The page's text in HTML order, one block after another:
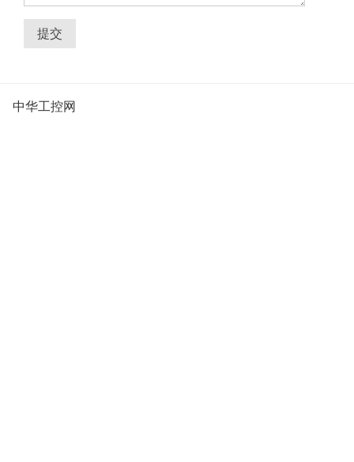
提交
中华工控网